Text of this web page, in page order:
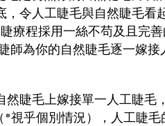
，令人工睫毛與自然睫毛看
療程採用一絲不苟及且完
師為你的自然睫毛逐一嫁接
然睫毛上嫁接單一人工睫毛
視乎個別情況），人工睫毛